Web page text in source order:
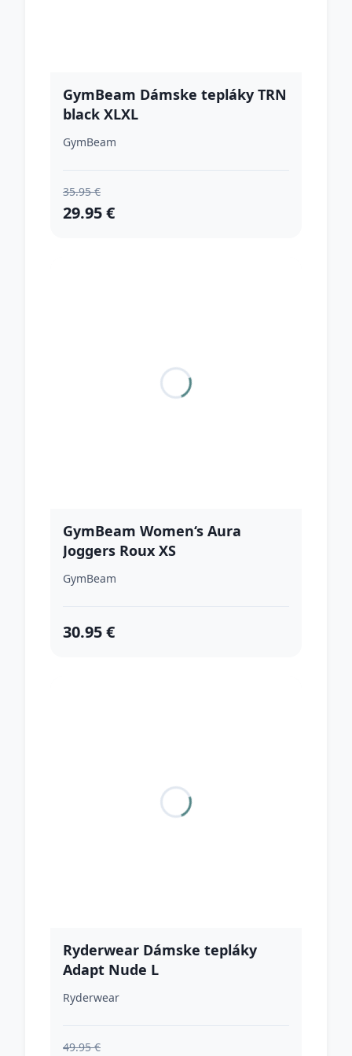
GymBeam Dámske tepláky TRN
black XLXL
GymBeam
35.95 €
29.95 €
GymBeam Women‘s Aura
Joggers Roux XS
GymBeam
30.95 €
Ryderwear Dámske tepláky
Adapt Nude L
Ryderwear
49.95 €